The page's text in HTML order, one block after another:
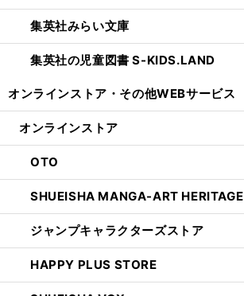
集英社みらい文庫
集英社の児童図書 S-KIDS.LAND
オンラインストア・ その他WEBサービス
オンラインストア
OTO
SHUEISHA MANGA-ART HERITAGE
ジャンプキャラクターズストア
HAPPY PLUS STORE